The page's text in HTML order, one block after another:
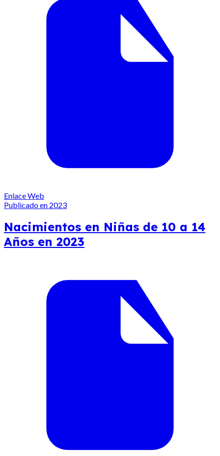
Enlace Web
Publicado en 2023
Nacimientos en Niñas de 10 a 14
Años en 2023